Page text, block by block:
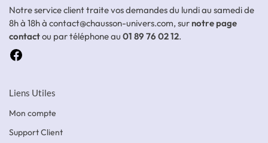
Notre service client traite vos demandes du lundi au samedi de
8h à 18h à contact@chausson-univers.com, surnotre page
contactou par téléphone au 01 89 76 02 12.
Liens Utiles
Mon compte
Support Client